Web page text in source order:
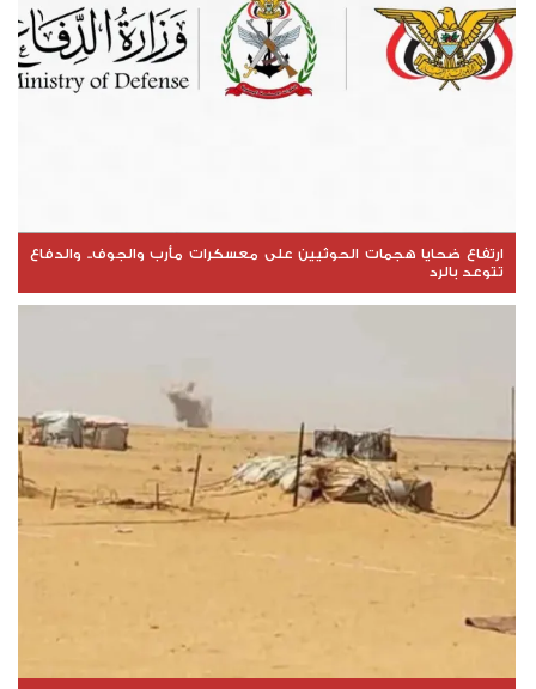
ارتفاع ضحايا هجمات الحوثيين على معسكرات مأرب والجوف.. والدفاع
تتوعد بالرد